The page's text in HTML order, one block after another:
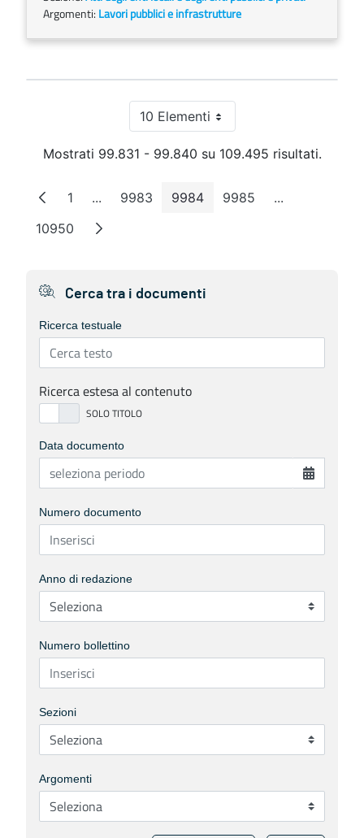
Argomenti: Lavori pubblici e infrastrutture
10 ElementiPer pagina
Mostrati 99.831 - 99.840 su 109.495 risultati.
Pagina
1 ...Pagine intermedie
Pagina
9983 Pagina
9984 Pagina
9985 ...Pagine
Pagina
10950
Cerca tra i documenti
Ricerca testuale
Ricerca estesa al contenuto
Data documento
Numero documento
Anno di redazione
Numero bollettino
Sezioni
Argomenti